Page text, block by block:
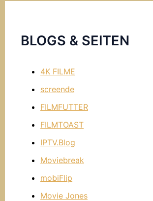
BLOGS & SEITEN
4K FILME
screende
FILMFUTTER
FILMTOAST
IPTV.Blog
Moviebreak
mobiFlip
Movie Jones